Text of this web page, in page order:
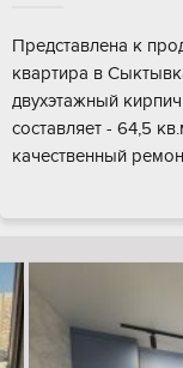
Представлена к
квартира в
двухэтажный
составляет - 64,5
качественный